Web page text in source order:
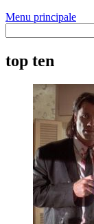
Menu principale
top ten